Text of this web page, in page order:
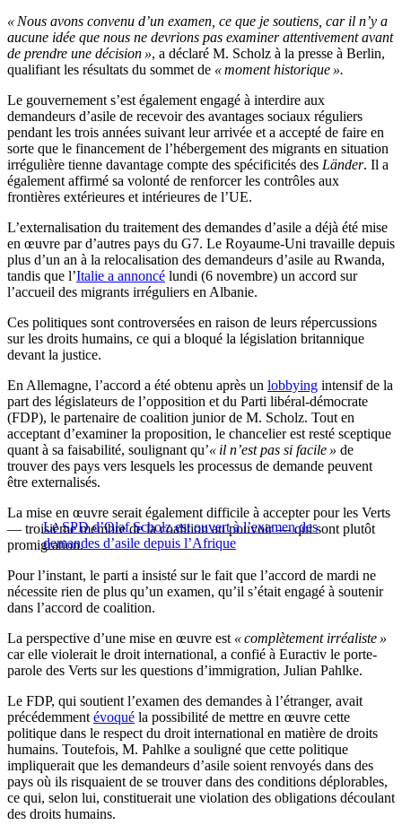
« Nous avons convenu d’un examen, ce que je soutiens, car il n’y a
aucune idée que nous ne devrions pas examiner attentivement avant
de prendre une décision », a déclaré M. Scholz à la presse à Berlin,
qualifiant les résultats du sommet de « moment historique ».
Le gouvernement s’est également engagé à interdire aux
demandeurs d’asile de recevoir des avantages sociaux réguliers
pendant les trois années suivant leur arrivée et a accepté de faire en
sorte que le financement de l’hébergement des migrants en situation
irrégulière tienne davantage compte des spécificités des Länder. Il a
également affirmé sa volonté de renforcer les contrôles aux
frontières extérieures et intérieures de l’UE.
L’externalisation du traitement des demandes d’asile a déjà été mise
en œuvre par d’autres pays du G7. Le Royaume-Uni travaille depuis
plus d’un an à la relocalisation des demandeurs d’asile au Rwanda,
tandis que l’Italie a annoncé lundi (6 novembre) un accord sur
l’accueil des migrants irréguliers en Albanie.
Ces politiques sont controversées en raison de leurs répercussions
sur les droits humains, ce qui a bloqué la législation britannique
devant la justice.
En Allemagne, l’accord a été obtenu après un lobbying intensif de la
part des législateurs de l’opposition et du Parti libéral-démocrate
(FDP), le partenaire de coalition junior de M. Scholz. Tout en
acceptant d’examiner la proposition, le chancelier est resté sceptique
quant à sa faisabilité, soulignant qu’« il n’est pas si facile » de
trouver des pays vers lesquels les processus de demande peuvent
être externalisés.
Le SPD d’Olaf Scholz est ouvert à l’examen des
demandes d’asile depuis l’Afrique
La mise en œuvre serait également difficile à accepter pour les Verts
— troisième membre de la coalition au pouvoir — qui sont plutôt
promigration.
Pour l’instant, le parti a insisté sur le fait que l’accord de mardi ne
nécessite rien de plus qu’un examen, qu’il s’était engagé à soutenir
dans l’accord de coalition.
La perspective d’une mise en œuvre est « complètement irréaliste »
car elle violerait le droit international, a confié à Euractiv le porte-
parole des Verts sur les questions d’immigration, Julian Pahlke.
Le FDP, qui soutient l’examen des demandes à l’étranger, avait
précédemment évoqué la possibilité de mettre en œuvre cette
politique dans le respect du droit international en matière de droits
humains. Toutefois, M. Pahlke a souligné que cette politique
impliquerait que les demandeurs d’asile soient renvoyés dans des
pays où ils risquaient de se trouver dans des conditions déplorables,
ce qui, selon lui, constituerait une violation des obligations découlant
des droits humains.